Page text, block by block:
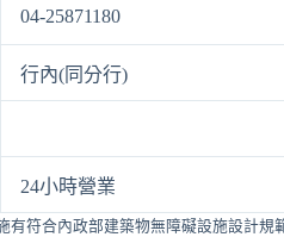
04-25871180
行內(同分行)
24小時營業
有符合內政部建築物無障礙設施設計